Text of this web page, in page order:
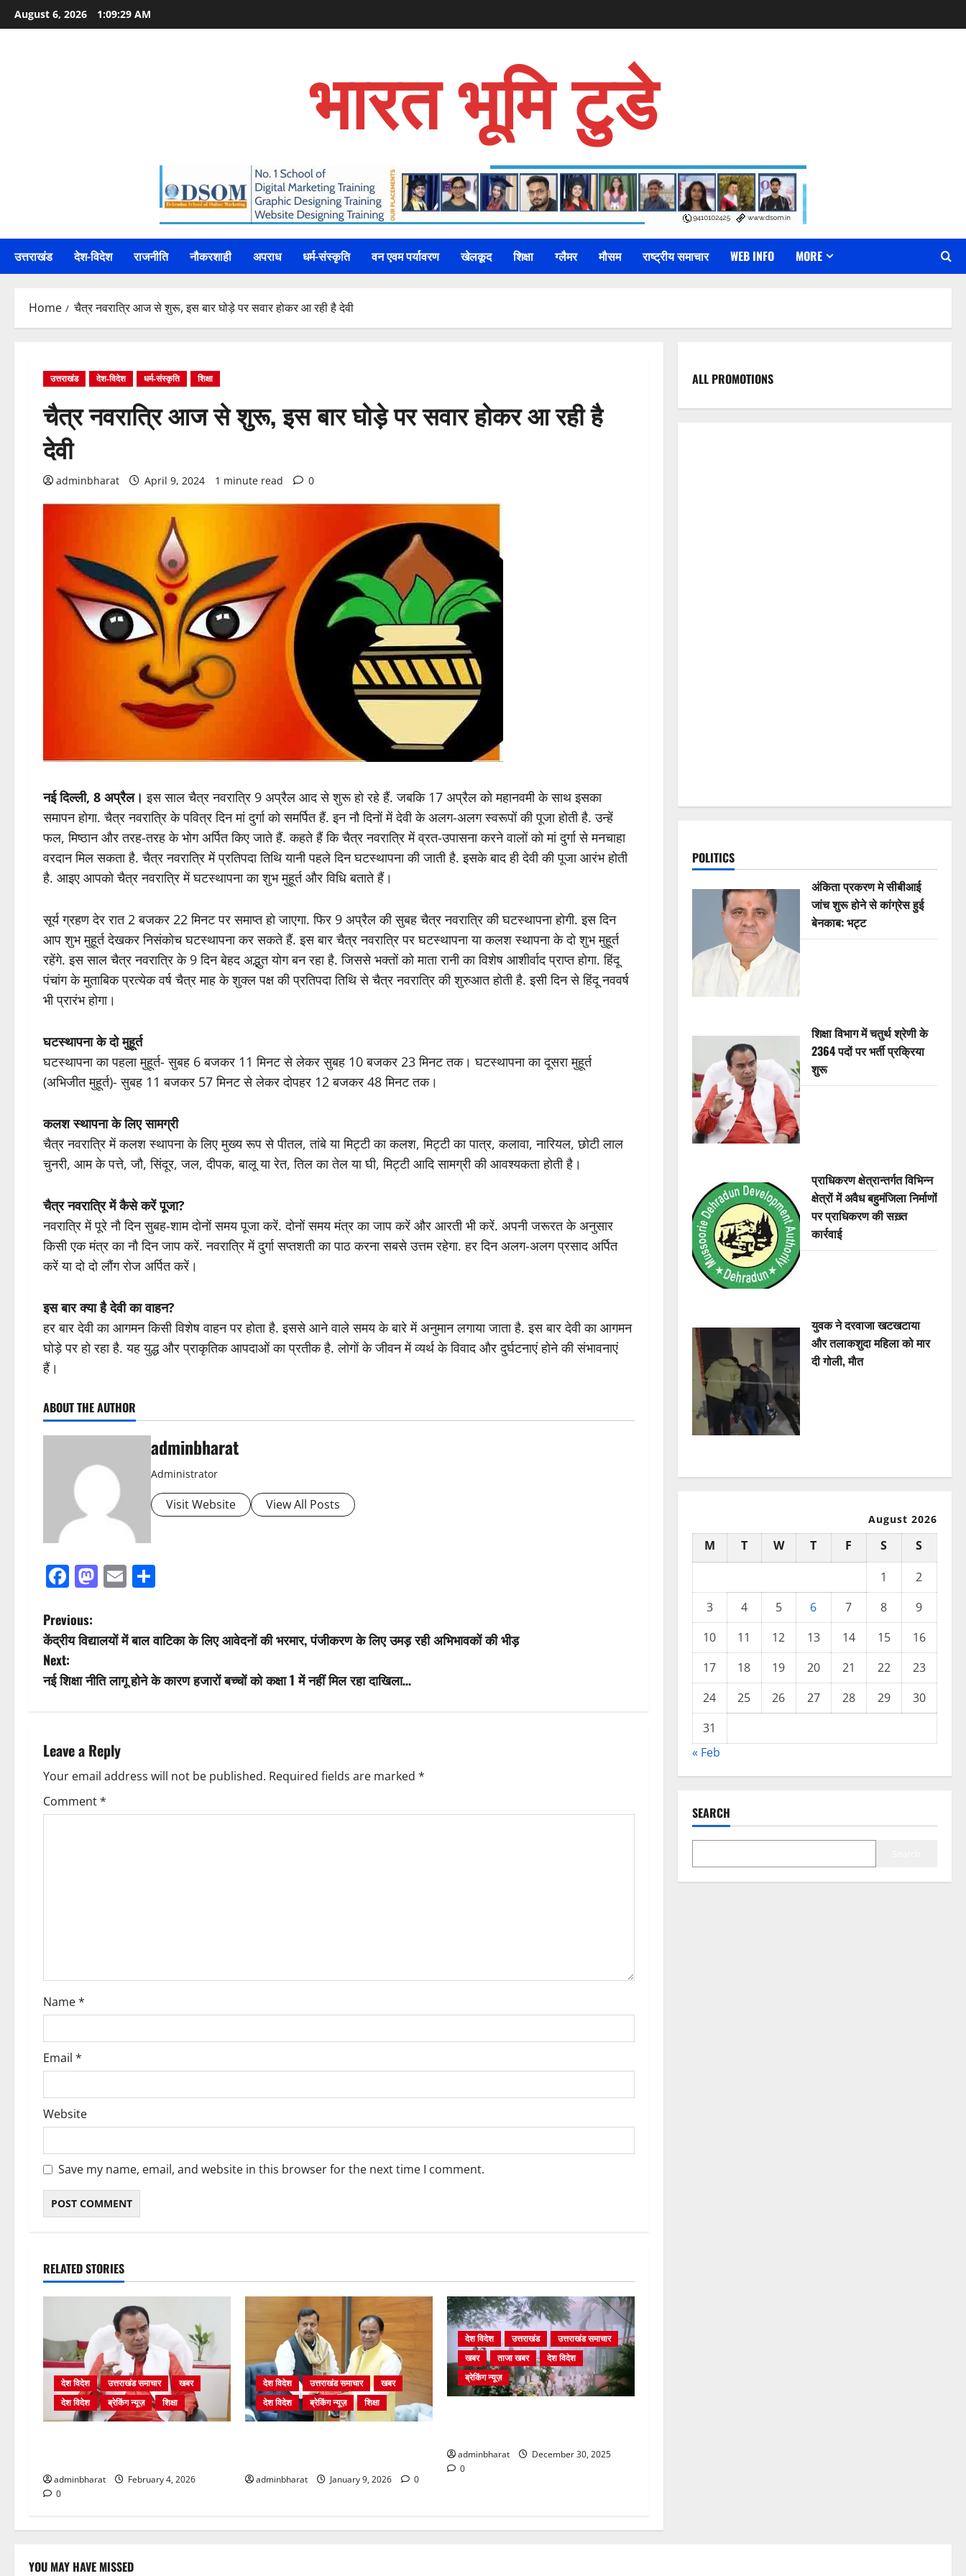
Skip
to
August 6, 2026 1:09:30 AM
भारत भूमि टुडे
उत्तराखंड देश-विदेश राजनीति नौकरशाही अपराध धर्म-संस्कृति वन एवम पर्यावरण खेलकूद शिक्षा ग्लैमर मौसम राष्ट्रीय समाचार WEB INFO MORE
Home चैत्र नवरात्रि आज से शुरू, इस बार घोड़े पर सवार होकर आ रही है देवी
उत्तराखंड देश-विदेश धर्म-संस्कृति शिक्षा
चैत्र नवरात्रि आज से शुरू, इस बार घोड़े पर सवार होकर आ रही है
देवी
adminbharat April 9, 2024 1 minute read 0
नई दिल्ली, 8 अप्रैल। इस साल चैत्र नवरात्रि 9 अप्रैल आद से शुरू हो रहे हैं. जबकि 17 अप्रैल को महानवमी के साथ इसका
समापन होगा. चैत्र नवरात्रि के पवित्र दिन मां दुर्गा को समर्पित हैं. इन नौ दिनों में देवी के अलग-अलग स्वरूपों की पूजा होती है. उन्हें
फल, मिष्ठान और तरह-तरह के भोग अर्पित किए जाते हैं. कहते हैं कि चैत्र नवरात्रि में व्रत-उपासना करने वालों को मां दुर्गा से मनचाहा
वरदान मिल सकता है. चैत्र नवरात्रि में प्रतिपदा तिथि यानी पहले दिन घटस्थापना की जाती है. इसके बाद ही देवी की पूजा आरंभ होती
है. आइए आपको चैत्र नवरात्रि में घटस्थापना का शुभ मुहूर्त और विधि बताते हैं।
सूर्य ग्रहण देर रात 2 बजकर 22 मिनट पर समाप्त हो जाएगा. फिर 9 अप्रैल की सुबह चैत्र नवरात्रि की घटस्थापना होगी. इस दिन
आप शुभ मुहूर्त देखकर निसंकोच घटस्थापना कर सकते हैं. इस बार चैत्र नवरात्रि पर घटस्थापना या कलश स्थापना के दो शुभ मुहूर्त
रहेंगे. इस साल चैत्र नवरात्रि के 9 दिन बेहद अद्भुत योग बन रहा है. जिससे भक्तों को माता रानी का विशेष आशीर्वाद प्राप्त होगा. हिंदू
पंचांग के मुताबिक प्रत्येक वर्ष चैत्र माह के शुक्ल पक्ष की प्रतिपदा तिथि से चैत्र नवरात्रि की शुरुआत होती है. इसी दिन से हिंदू नववर्ष
भी प्रारंभ होगा।
घटस्थापना के दो मुहूर्त
घटस्थापना का पहला मुहूर्त- सुबह 6 बजकर 11 मिनट से लेकर सुबह 10 बजकर 23 मिनट तक। घटस्थापना का दूसरा मुहूर्त
(अभिजीत मुहूर्त)- सुबह 11 बजकर 57 मिनट से लेकर दोपहर 12 बजकर 48 मिनट तक।
कलश स्थापना के लिए सामग्री
चैत्र नवरात्रि में कलश स्थापना के लिए मुख्य रूप से पीतल, तांबे या मिट्टी का कलश, मिट्टी का पात्र, कलावा, नारियल, छोटी लाल
चुनरी, आम के पत्ते, जौ, सिंदूर, जल, दीपक, बालू या रेत, तिल का तेल या घी, मिट्टी आदि सामग्री की आवश्यकता होती है।
चैत्र नवरात्रि में कैसे करें पूजा?
नवरात्रि में पूरे नौ दिन सुबह-शाम दोनों समय पूजा करें. दोनों समय मंत्र का जाप करें और आरती भी करें. अपनी जरूरत के अनुसार
किसी एक मंत्र का नौ दिन जाप करें. नवरात्रि में दुर्गा सप्तशती का पाठ करना सबसे उत्तम रहेगा. हर दिन अलग-अलग प्रसाद अर्पित
करें या दो दो लौंग रोज अर्पित करें।
इस बार क्या है देवी का वाहन?
हर बार देवी का आगमन किसी विशेष वाहन पर होता है. इससे आने वाले समय के बारे में अनुमान लगाया जाता है. इस बार देवी का आगमन
घोड़े पर हो रहा है. यह युद्ध और प्राकृतिक आपदाओं का प्रतीक है. लोगों के जीवन में व्यर्थ के विवाद और दुर्घटनाएं होने की संभावनाएं
हैं।
ABOUT THE AUTHOR
adminbharat
Administrator
Visit Website View All Posts
Facebook
Mastodon
Email
P
o
s
n
a
v
o
n
Previous:
केंद्रीय विद्यालयों में बाल वाटिका के लिए आवेदनों की भरमार, पंजीकरण के लिए उमड़ रही अभिभावकों की भीड़
Next:
नई शिक्षा नीति लागू होने के कारण हजारों बच्चों को कक्षा 1 में नहीं मिल रहा दाखिला…
Leave a Reply
Your email address will not be published. Required fields are marked *
Comment*
Name*
Email *
Website
Save my name, email, and website in this browser for the next time I comment.
RELATED STORIES
देश विदेश उत्तराखंड समाचार
खबर
देश विदेश
ब्रेकिंग न्यूज़ शिक्षा
adminbharat
February 4, 2026
0
देश विदेश उत्तराखंड समाचार
खबर
देश विदेश
ब्रेकिंग न्यूज़ शिक्षा
adminbharat January 9, 2026 0
देश विदेश उत्तराखंड
उत्तराखंड समाचार
खबर
ताजा खबर
देश विदेश
ब्रेकिंग न्यूज़
adminbharat
December 30, 2025
0
ALL PROMOTIONS
POLITICS
अंकिता प्रकरण मे सीबीआई
जांच शुरू होने से कांग्रेस हुई
बेनकाब: भट्ट
शिक्षा विभाग में चतुर्थ श्रेणी के
2364 पदों पर भर्ती प्रक्रिया
शुरू
प्राधिकरण क्षेत्रान्तर्गत विभिन्न
क्षेत्रों में अवैध बहुमंजिला निर्माणों
पर प्राधिकरण की सख़्त
कार्रवाई
युवक ने दरवाजा खटखटाया
और तलाकशुदा महिला को मार
दी गोली, माैत
August 2026
M T W T F S
S
1
2
3
4 5 6 7 8
9
10
11 12 13 14 15
16
17
18 19 20 21 22
23
24
25 26 27 28 29
30
31
« Feb
SEARCH
YOU MAY HAVE MISSED